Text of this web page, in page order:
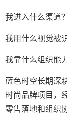
我进入什么渠道？
我用什么视觉被
我靠什么组织能
蓝色时空长期深
时尚品牌项目，
零售落地和组织